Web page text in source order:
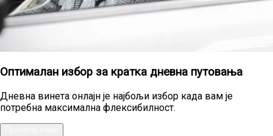
Оптималан избор за кратка дневна путовања
Дневна винета онлајн је најбољи избор када вам је
потребна максимална флексибилност.